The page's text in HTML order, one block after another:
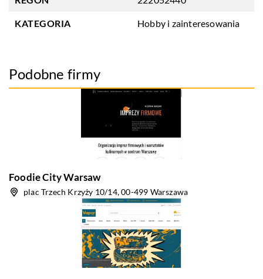
KATEGORIA Hobby i zainteresowania
Podobne firmy
Foodie City Warsaw
plac Trzech Krzyży 10/14, 00-499 Warszawa